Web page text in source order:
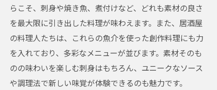
らこそ、刺身や焼き魚、煮付けなど、どれも素材の良さ
を最大限に引き出した料理が味わえます。また、居酒屋
の料理人たちは、これらの魚介を使った創作料理にも力
を入れており、多彩なメニューが並びます。素材そのも
のの味わいを楽しむ刺身はもちろん、ユニークなソース
や調理法で新しい味覚が体験できるのも魅力です。